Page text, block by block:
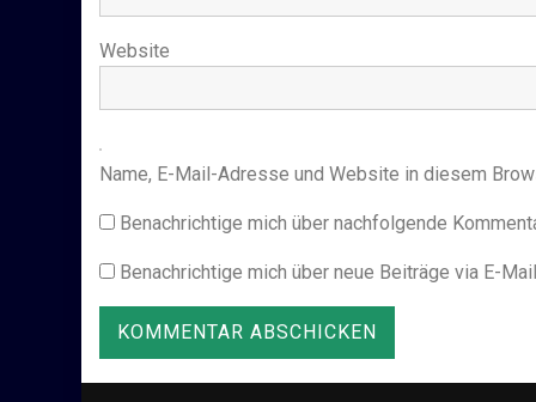
Website
Name, E-Mail-Adresse und Website in diesem
Benachrichtige mich über nachfolgende
Benachrichtige mich über neue Beiträge via E-Mail.